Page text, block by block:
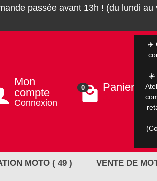
passée avant 13h ! (du lundi au
Mon
compte
Connexion
0 Panier
✈️
☀️
MOTO ( 49 ) VENTE DE